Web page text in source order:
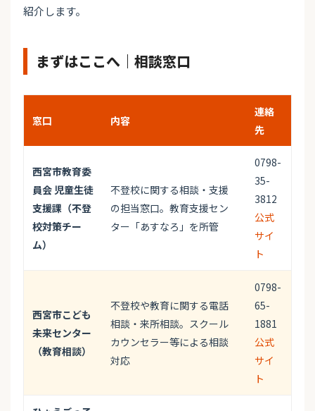
紹介します。
まずはここへ｜相談窓口
窓口 内容
連絡
先
西宮市教育委
員会 児童生徒
支援課（不登
校対策チー
ム）
不登校に関する相談・支援
の担当窓口。教育支援セン
ター「あすなろ」を所管
0798-
35-
3812
公式
サイ
ト
西宮市こども
未来センター
（教育相談）
不登校や教育に関する電話
相談・来所相談。スクール
カウンセラー等による相談
対応
0798-
65-
1881
公式
サイ
ト